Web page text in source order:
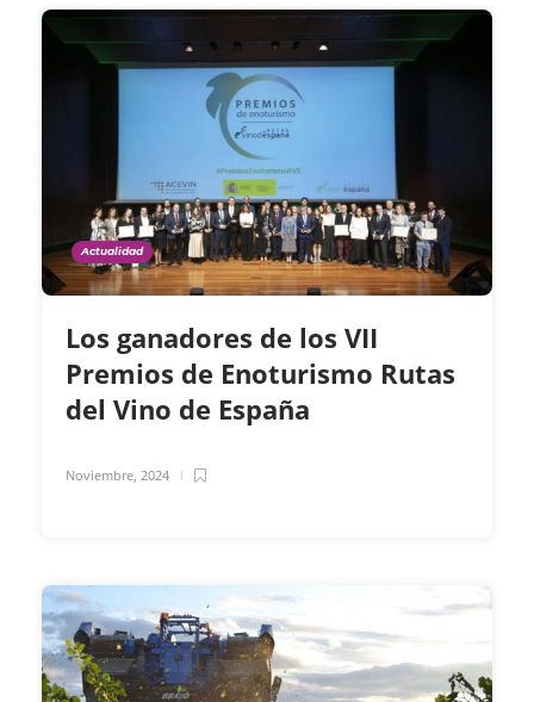
Actualidad
Los ganadores de los VII
Premios de Enoturismo Rutas
del Vino de España
Noviembre, 2024